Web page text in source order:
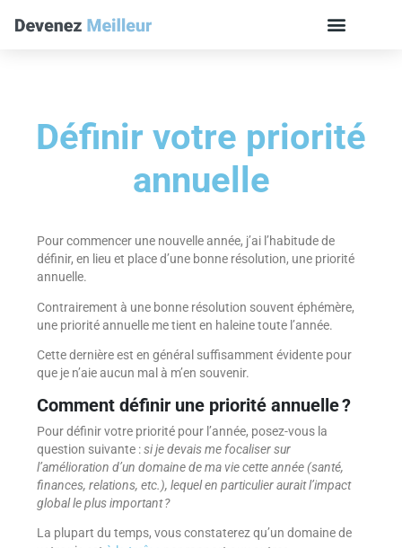
Définir votre priorité
annuelle
Pour commencer une nouvelle année, j’ai l’habitude de
définir, en lieu et place d’une bonne résolution, une priorité
annuelle.
Contrairement à une bonne résolution souvent éphémère,
une priorité annuelle me tient en haleine toute l’année.
Cette dernière est en général suffisamment évidente pour
que je n’aie aucun mal à m’en souvenir.
Comment définir une priorité annuelle ?
Pour définir votre priorité pour l’année, posez-vous la
question suivante :si je devais me focaliser sur
l’amélioration d’un domaine de ma vie cette année (santé,
finances, relations, etc.), lequel en particulier aurait l’impact
global le plus important ?
La plupart du temps, vous constaterez qu’un domaine de